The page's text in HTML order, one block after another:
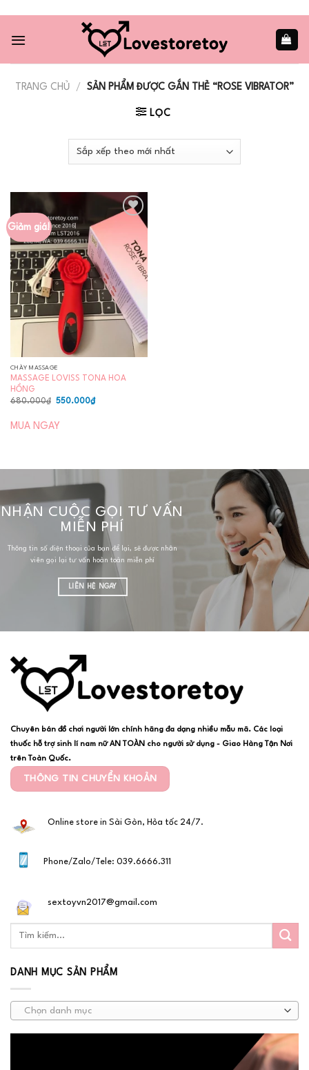
content
TRANG CHỦ / SẢN PHẨM ĐƯỢC GẮN THẺ “ROSE VIBRATOR”
LỌC
Giảm giá!
Add to
wishlist
CHÀY MASSAGE
MASSAGE LOVISS TONA HOA
HỒNG
680.000₫
Giá
680.000₫.
550.000₫Giá
MUA NGAY
NHẬN CUỘC GỌI TƯ VẤN
MIỄN PHÍ
Thông tin số điện thoại của bạn để lại, sẽ được nhân
viên gọi lại tư vấn hoàn toàn miễn phí
LIÊN HỆ NGAY
Chuyên bán đồ chơi người lớn chính hãng đa dạng nhiều mẫu mã. Các loại
thuốc hỗ trợ sinh lí nam nữ AN TOÀN cho người sử dụng - Giao Hàng Tận Nơi
trên Toàn Quốc.
THÔNG TIN CHUYỂN KHOẢN
Online store in Sài Gòn, Hỏa tốc 24/7.
Phone/Zalo/Tele: 039.6666.311
sextoyvn2017@gmail.com
DANH MỤC SẢN PHẨM
Chọn danh mục